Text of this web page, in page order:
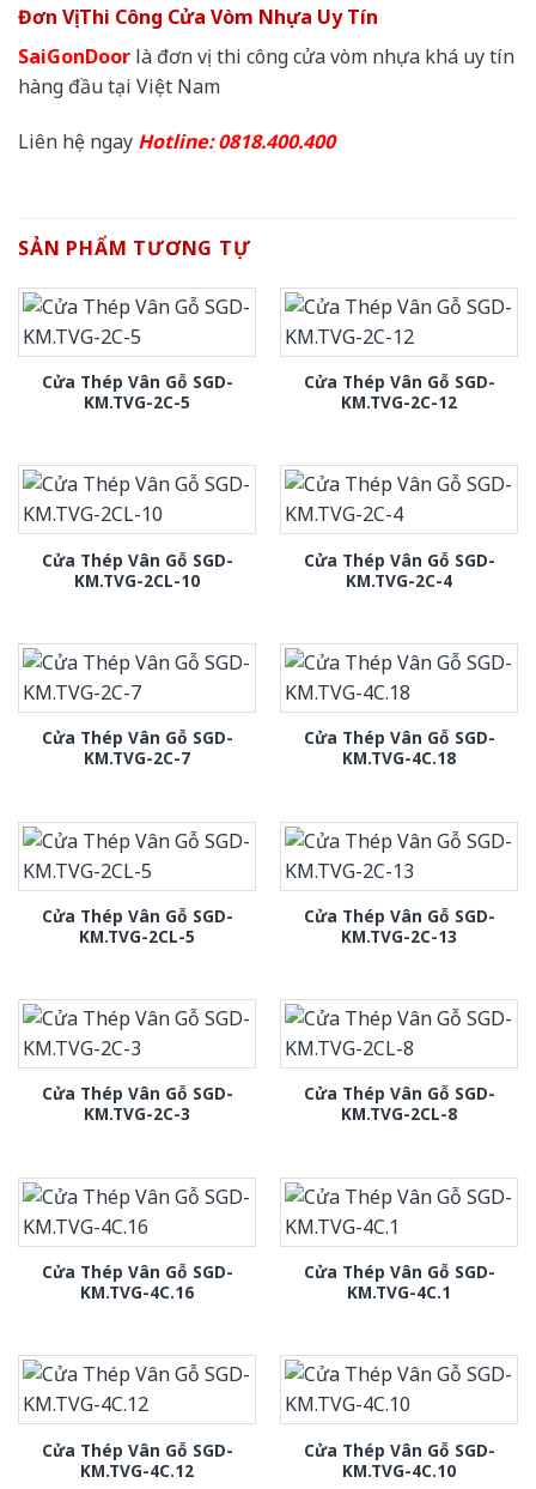
Đơn Vị Thi Công Cửa Vòm Nhựa Uy Tín
SaiGonDoor là đơn vị thi công cửa vòm nhựa khá uy tín
hàng đầu tại Việt Nam
Liên hệ ngay Hotline: 0818.400.400
SẢN PHẨM TƯƠNG TỰ
Cửa Thép Vân Gỗ SGD-
KM.TVG-2C-5
Cửa Thép Vân Gỗ SGD-
KM.TVG-2C-12
Cửa Thép Vân Gỗ SGD-
KM.TVG-2CL-10
Cửa Thép Vân Gỗ SGD-
KM.TVG-2C-4
Cửa Thép Vân Gỗ SGD-
KM.TVG-2C-7
Cửa Thép Vân Gỗ SGD-
KM.TVG-4C.18
Cửa Thép Vân Gỗ SGD-
KM.TVG-2CL-5
Cửa Thép Vân Gỗ SGD-
KM.TVG-2C-13
Cửa Thép Vân Gỗ SGD-
KM.TVG-2C-3
Cửa Thép Vân Gỗ SGD-
KM.TVG-2CL-8
Cửa Thép Vân Gỗ SGD-
KM.TVG-4C.16
Cửa Thép Vân Gỗ SGD-
KM.TVG-4C.1
Cửa Thép Vân Gỗ SGD-
KM.TVG-4C.12
Cửa Thép Vân Gỗ SGD-
KM.TVG-4C.10